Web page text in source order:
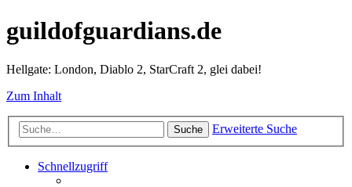
guildofguardians.de
Hellgate: London, Diablo 2, StarCraft 2, glei dabei!
Zum Inhalt
Suche Erweiterte Suche
Schnellzugriff